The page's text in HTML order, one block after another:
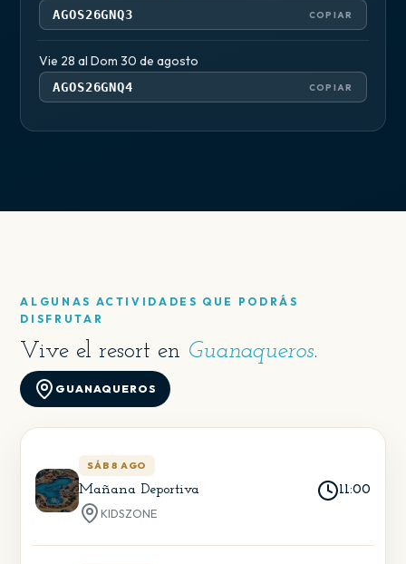
AGOS26GNQ3 COPIAR
Vie 28 al Dom 30 de agosto
AGOS26GNQ4 COPIAR
ALGUNAS ACTIVIDADES QUE PODRÁS
DISFRUTAR
Vive el resort en Guanaqueros.
GUANAQUEROS
PREPARACIÓN
SÁB 8 AGO
Mañana Deportiva
KIDSZONE
11:00